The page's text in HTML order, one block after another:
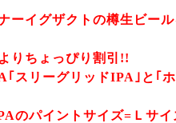
ーイグザクトの樽生ビール
りちょっぴり割引!!
スリーグリッドIPA｣と｢
のパイントサイズ=Ｌサイ